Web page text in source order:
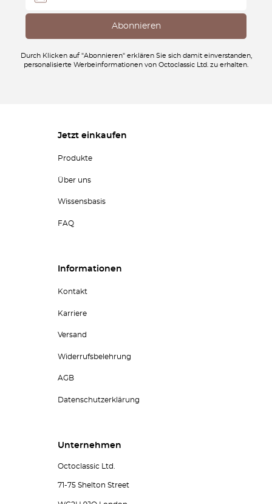
Durch Klicken auf "Abonnieren" erklären Sie sich damit einverstanden,
personalisierte Werbeinformationen von Octoclassic Ltd. zu erhalten.
Jetzt einkaufen
Produkte
Über uns
Wissensbasis
FAQ
Informationen
Kontakt
Karriere
Versand
Widerrufsbelehrung
AGB
Datenschutzerklärung
Unternehmen
Octoclassic Ltd.
71-75 Shelton Street